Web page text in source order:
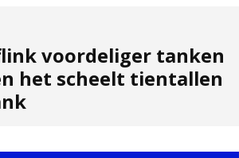
voordeliger tanken
het scheelt tientallen